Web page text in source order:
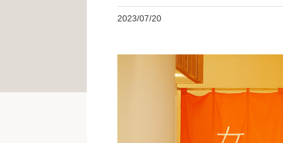
2023/07/20